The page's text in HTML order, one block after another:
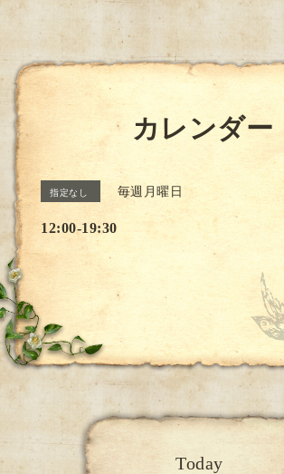
カレンダー
指定なし 毎週月曜日
12:00-19:30
Today